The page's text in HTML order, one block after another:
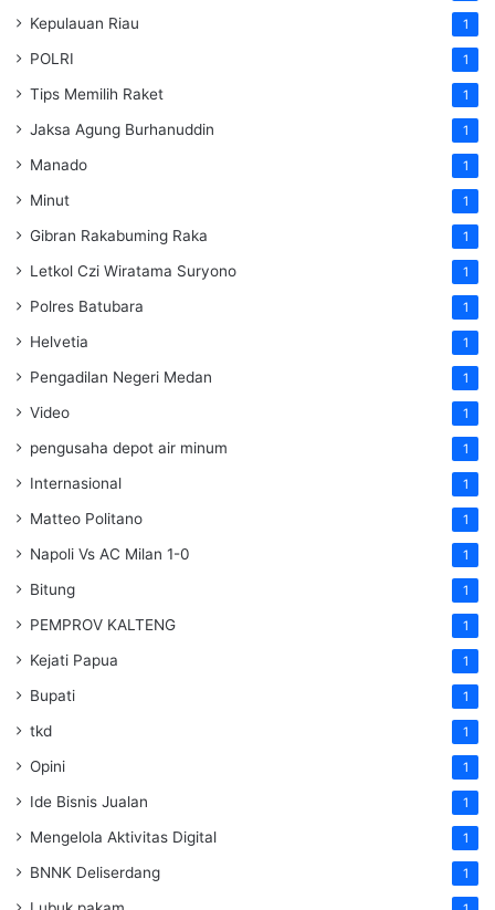
Kepulauan Riau 1
POLRI 1
Tips Memilih Raket 1
Jaksa Agung Burhanuddin 1
Manado 1
Minut 1
Gibran Rakabuming Raka 1
Letkol Czi Wiratama Suryono 1
Polres Batubara 1
Helvetia 1
Pengadilan Negeri Medan 1
Video 1
pengusaha depot air minum 1
Internasional 1
Matteo Politano 1
Napoli Vs AC Milan 1-0 1
Bitung 1
PEMPROV KALTENG 1
Kejati Papua 1
Bupati 1
tkd 1
Opini 1
Ide Bisnis Jualan 1
Mengelola Aktivitas Digital 1
BNNK Deliserdang 1